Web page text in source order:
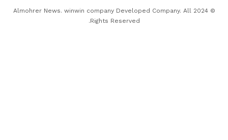
© 2024 Almohrer News. winwin company Developed Company. All
Rights Reserved.